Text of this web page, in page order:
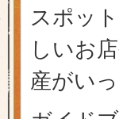
スポッ
しいお
産がい